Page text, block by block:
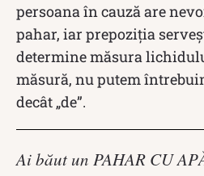
persoana în cauză are
pahar, iar prepoziția
determine măsura
măsură, nu putem
decât „de”.
Ai băut un PAHAR CU